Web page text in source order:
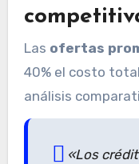
Las ofertas
40% el costo
análisis
«Los